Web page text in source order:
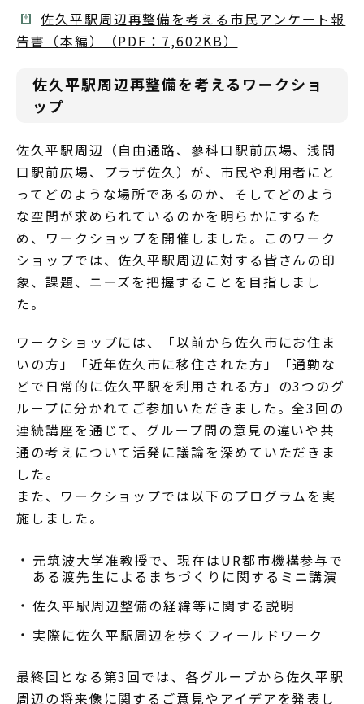
佐久平駅周辺再整備を考える市民アンケート報
告書（本編）（PDF：7,602KB）
佐久平駅周辺再整備を考えるワークショ
ップ
佐久平駅周辺（自由通路、蓼科口駅前広場、浅間
口駅前広場、プラザ佐久）が、市民や利用者にと
ってどのような場所であるのか、そしてどのよう
な空間が求められているのかを明らかにするた
め、ワークショップを開催しました。このワーク
ショップでは、佐久平駅周辺に対する皆さんの印
象、課題、ニーズを把握することを目指しまし
た。
ワークショップには、「以前から佐久市にお住ま
いの方」「近年佐久市に移住された方」「通勤な
どで日常的に佐久平駅を利用される方」の3つのグ
ループに分かれてご参加いただきました。全3回の
連続講座を通じて、グループ間の意見の違いや共
通の考えについて活発に議論を深めていただきま
した。
また、ワークショップでは以下のプログラムを実
施しました。
元筑波大学准教授で、現在はUR都市機構参与で
ある渡先生によるまちづくりに関するミニ講演
佐久平駅周辺整備の経緯等に関する説明
実際に佐久平駅周辺を歩くフィールドワーク
最終回となる第3回では、各グループから佐久平駅
周辺の将来像に関するご意見やアイデアを発表し